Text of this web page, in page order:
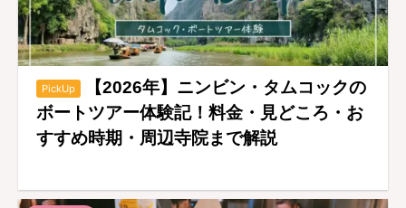
PickUp
【2026年】ニンビン・タムコックの
ボートツアー体験記！料金・見どころ・お
すすめ時期・周辺寺院まで解説